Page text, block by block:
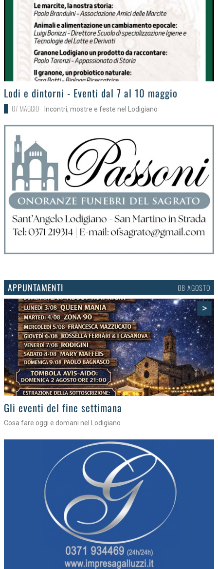
>Lodi e dintorni - Eventi dal 7 al 10 maggio
07 MAGGIO Incontri, mostre e feste nel Lodigiano
APPUNTAMENTI 06 AGOSTO
>
Gli appuntamenti fino a sabato
Cosa fare nel Lodigiano